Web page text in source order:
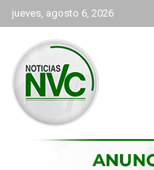
Saltar
al
contenido
jueves, agosto 6, 2026
NVC Noticias